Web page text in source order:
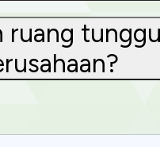
ruang
categories individually.